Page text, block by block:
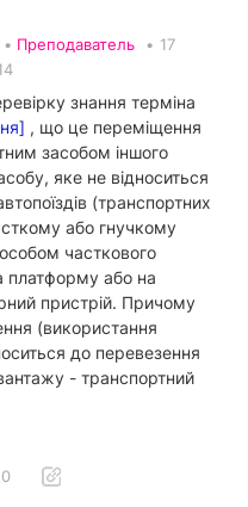
Преподаватель • 17
знання терміна
, що це переміщення
засобом іншого
яке не відноситься
(транспортних
або гнучкому
часткового
платформу або на
пристрій. Причому
(використання
до перевезення
- транспортний
0